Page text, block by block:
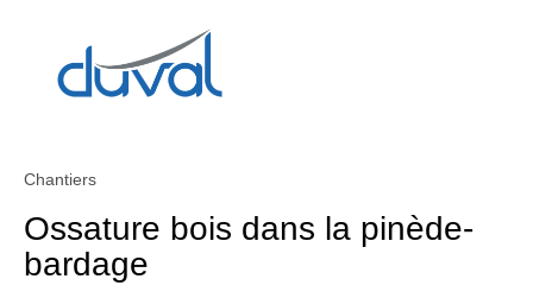
Chantiers
Ossature bois dans la pinède-
bardage